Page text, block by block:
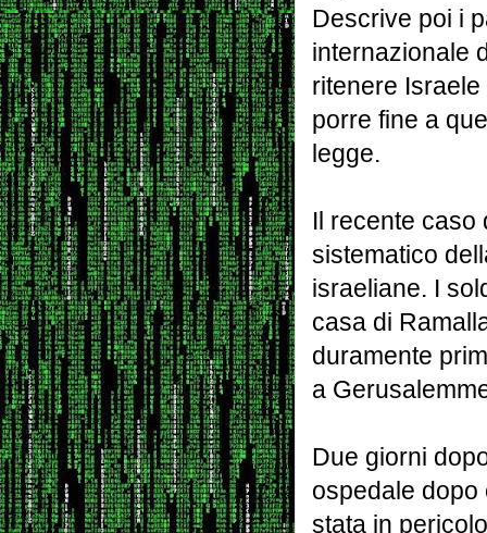
Descrive poi i
internazionale
ritenere
porre fine a
legge.
Il recente caso
sistematico
israeliane. I
casa di
duramente
a
Due giorni
ospedale dopo
stata in